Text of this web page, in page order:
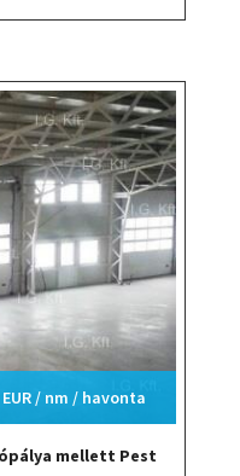
EUR / nm / havonta
mellett Pest